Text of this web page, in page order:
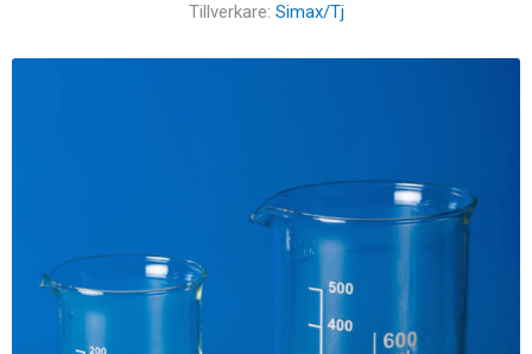
Tillverkare: Simax/Tj